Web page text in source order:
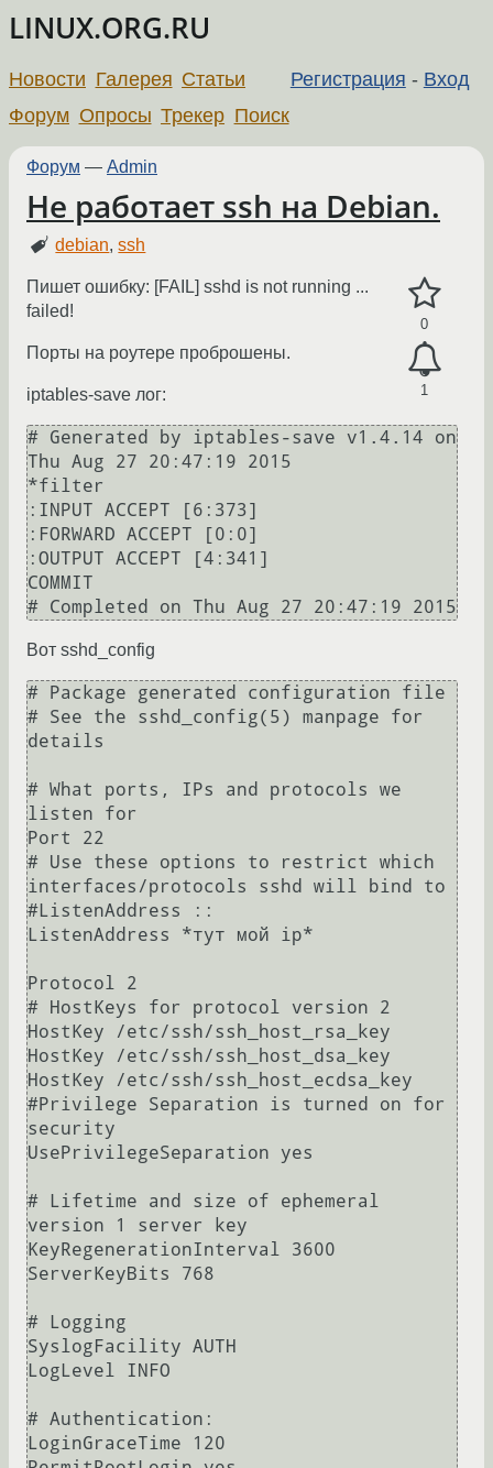
LINUX.ORG.RU
Регистрация - Вход
Новости Галерея Статьи
Форум Опросы Трекер Поиск
Форум — Admin
Не работает ssh на Debian.
debian,ssh
0
1
Пишет ошибку: [FAIL] sshd is not running ...
failed!
Порты на роутере проброшены.
iptables-save лог:
# Generated by iptables-save v1.4.14 on
Thu Aug 27 20:47:19 2015
*filter
:INPUT ACCEPT [6:373]
:FORWARD ACCEPT [0:0]
:OUTPUT ACCEPT [4:341]
COMMIT
Вот sshd_config
# Package generated configuration file
# See the sshd_config(5) manpage for
details
# What ports, IPs and protocols we
listen for
Port 22
# Use these options to restrict which
interfaces/protocols sshd will bind to
#ListenAddress ::
ListenAddress *тут мой ip*
Protocol 2
# HostKeys for protocol version 2
HostKey /etc/ssh/ssh_host_rsa_key
HostKey /etc/ssh/ssh_host_dsa_key
HostKey /etc/ssh/ssh_host_ecdsa_key
#Privilege Separation is turned on for
security
UsePrivilegeSeparation yes
# Lifetime and size of ephemeral
version 1 server key
KeyRegenerationInterval 3600
ServerKeyBits 768
# Logging
SyslogFacility AUTH
LogLevel INFO
# Authentication:
LoginGraceTime 120